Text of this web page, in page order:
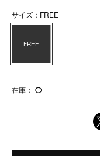
サイズ：FREE
FREE
在庫： ◯